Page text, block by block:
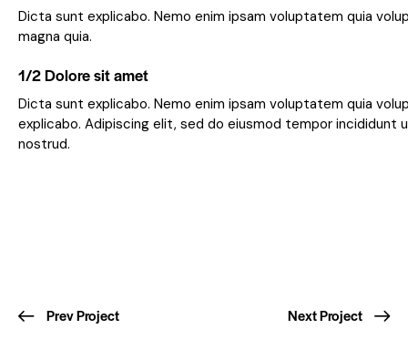
Dicta sunt explicabo. Nemo enim ipsam voluptatem quia
magna quia.
1/2 Dolore sit amet
Dicta sunt explicabo. Nemo enim ipsam voluptatem quia
explicabo. Adipiscing elit, sed do eiusmod tempor incididunt
nostrud.
Prev Project Next Project